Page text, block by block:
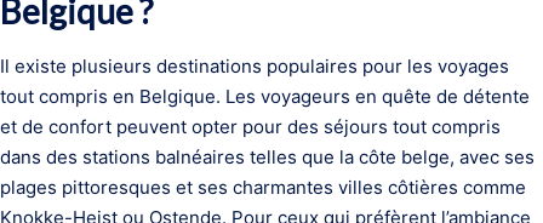
Belgique ?
Il existe plusieurs destinations populaires pour les voyages
tout compris en Belgique. Les voyageurs en quête de détente
et de confort peuvent opter pour des séjours tout compris
dans des stations balnéaires telles que la côte belge, avec ses
plages pittoresques et ses charmantes villes côtières comme
Knokke-Heist ou Ostende. Pour ceux qui préfèrent l’ambiance